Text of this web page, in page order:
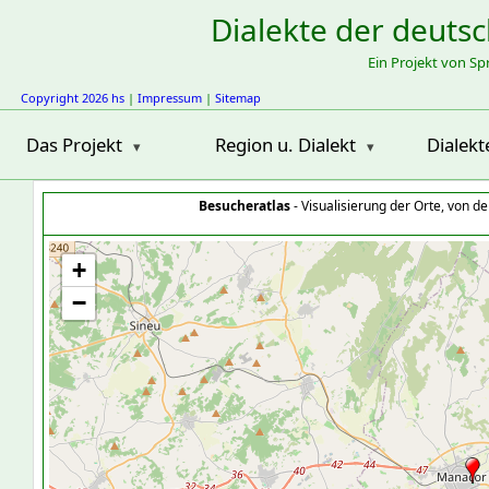
Dialekte der
Ein Projekt von
Copyright 2026 hs | Impressum | Sitemap
Das Projekt Region u. Dialekt
Besucheratlas- Visualisierung der Orte, von
+
−